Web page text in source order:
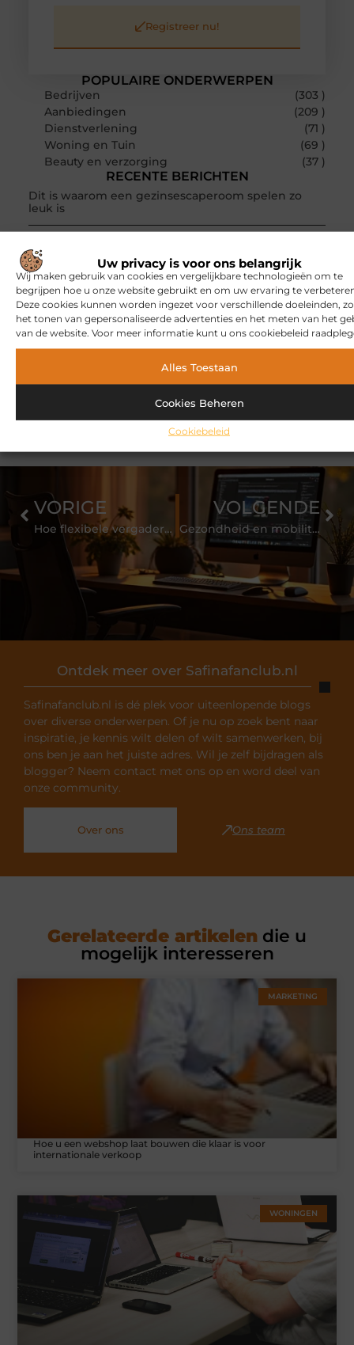
Uw privacy is voor ons belangrijk
Wij maken gebruik van cookies en vergelijkbare technologieën om te
begrijpen hoe u onze website gebruikt en om uw ervaring te
Deze cookies kunnen worden ingezet voor verschillende doeleinden,
het tonen van gepersonaliseerde advertenties en het meten van het
van de website. Voor meer informatie kunt u ons cookiebeleid
Alles Toestaan
Cookies Beheren
Cookiebeleid
POPULAIRE ONDERWERPEN
Bedrijven
(303 )
Aanbiedingen
(209 )
Dienstverlening
(71 )
Woning en Tuin
(69 )
Beauty en verzorging
(37 )
RECENTE BERICHTEN
Dit is waarom een gezinsescaperoom spelen zo
leuk is
Waarom online vlees bestellen steeds gewoner
wordt
Aanhanger huren bij JobCar: kies tussen een open
aanhanger en een plateauwagen
Bouwfolie als stille kracht onder elk succesvol
Wat een website redesign inhoudt en wanneer het
tijd is voor een nieuwe website
Registreer nu!
Ontdek meer over Safinafanclub.nl
Safinafanclub.nl is dé plek voor uiteenlopende blogs
over diverse onderwerpen. Of je nu op zoek bent naar
inspiratie, je kennis wilt delen of wilt samenwerken, bij
ons ben je aan het juiste adres. Wil je zelf bijdragen als
blogger? Neem contact met ons op en word deel van
onze community.
Over ons Ons team
VORIGE
Hoe flexibele vergaderlocaties bijdragen aan productiever samenwerken
VOLGENDE
Gezondheid en mobiliteit in een veranderende maatschappij
Gerelateerde artikelen die u
mogelijk interesseren
MARKETING
Hoe u een webshop laat bouwen die klaar is voor
internationale verkoop
WONINGEN